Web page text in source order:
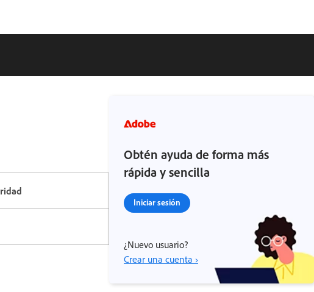
Obtén ayuda de forma más
rápida y sencilla
Iniciar sesión
¿Nuevo usuario?
Crear una cuenta ›